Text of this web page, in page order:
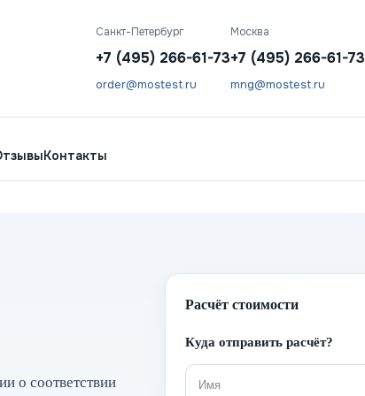
Санкт-Петербург
+7 (495) 266-61-73
order@mostest.ru
Москва
+7 (495) 266-61-73
mng@mostest.ru
Контакты
о соответствии
Расчёт стоимости
Куда отправить расчёт?